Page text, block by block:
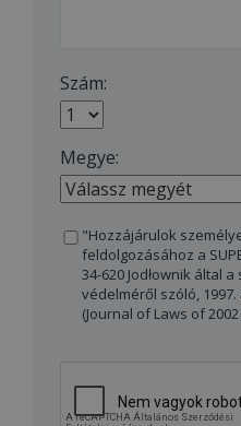
Szám:
Megye:
"Hozzájárulok
feldolgozásához a
34-620 Jodłownik által
védelméről szóló,
(Journal of Laws of